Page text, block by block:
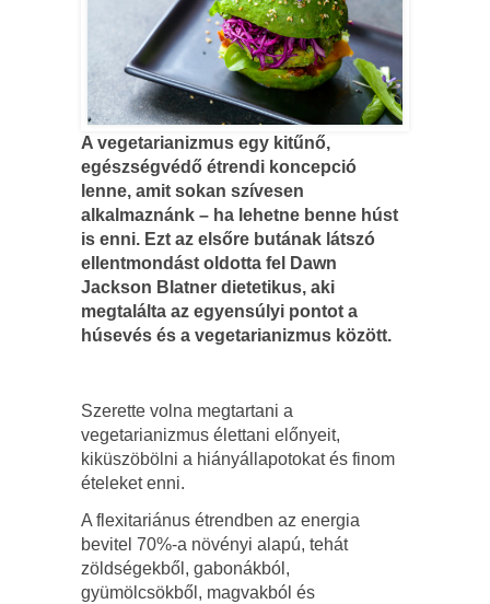
A vegetarianizmus egy kitűnő,
egészségvédő étrendi koncepció
lenne, amit sokan szívesen
alkalmaznánk – ha lehetne benne húst
is enni. Ezt az elsőre butának látszó
ellentmondást oldotta fel Dawn
Jackson Blatner dietetikus, aki
megtalálta az egyensúlyi pontot a
húsevés és a vegetarianizmus között.
Szerette volna megtartani a
vegetarianizmus élettani előnyeit,
kiküszöbölni a hiányállapotokat és finom
ételeket enni.
A flexitariánus étrendben az energia
bevitel 70%-a növényi alapú, tehát
zöldségekből, gabonákból,
gyümölcsökből, magvakból és